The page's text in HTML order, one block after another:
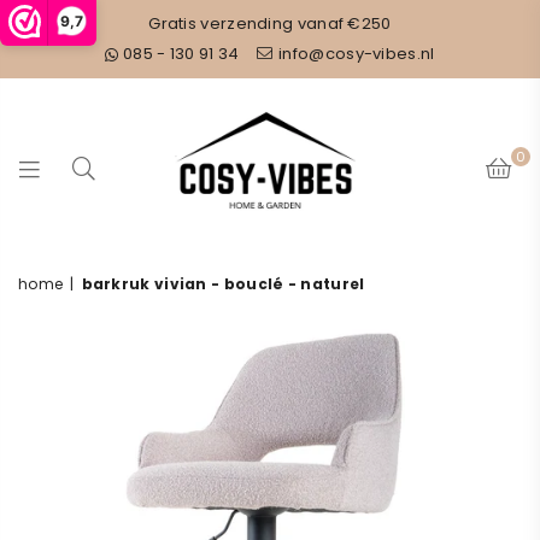
9,7
Gratis verzending vanaf €250
085 - 130 91 34
info@cosy-vibes.nl
COSY
VIBES
0
home | barkruk vivian - bouclé - naturel